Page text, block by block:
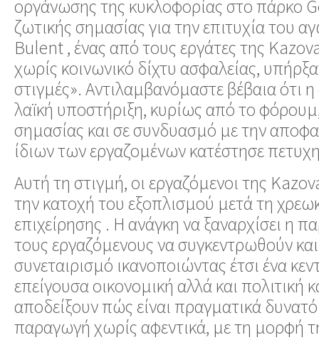
οργάνωσης της κυκλοφορίας στο πάρκο
ζωτικής σημασίας για την επιτυχία του
Bulent , ένας από τους εργάτες της
χωρίς κοινωνικό δίχτυ ασφαλείας,
στιγμές». Αντιλαμβανόμαστε βέβαια ότι
λαϊκή υποστήριξη, κυρίως από το
σημασίας και σε συνδυασμό με την
ίδιων των εργαζομένων κατέστησε
Αυτή τη στιγμή, οι εργαζόμενοι της
την κατοχή του εξοπλισμού μετά τη
επιχείρησης . Η ανάγκη να ξαναρχίσει η
τους εργαζόμενους να συγκεντρωθούν
συνεταιρισμό ικανοποιώντας έτσι ένα
επείγουσα οικονομική αλλά και πολιτική
αποδείξουν πώς είναι πραγματικά
παραγωγή χωρίς αφεντικά, με τη μορφή